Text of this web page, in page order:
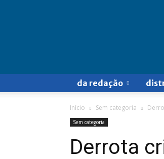
da redação
Início Sem categoria
Sem categoria
Derrota